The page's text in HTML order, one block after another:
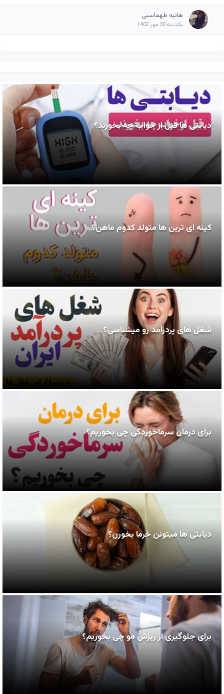
هانیه طهماسبی
یکشنبه 30 مهر 1402
دیابتی ها قبل از خواب چه بخورند؟
کینه ای ترین ها متولد کدوم ماهن؟
شغل های پردرآمد رو میشناسی؟
برای درمان سرماخوردگی چی بخوریم؟
دیابتی ها میتونن خرما بخورن؟
برای جلوگیری از ریزش مو چی بخوریم؟